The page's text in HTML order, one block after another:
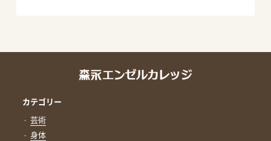
カテゴリー
芸術
身体